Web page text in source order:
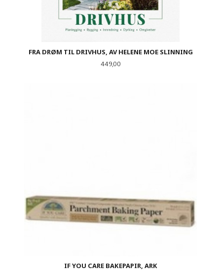
FRA DRØM TIL DRIVHUS, AV HELENE MOE SLINNING
Pris
449,00
IF YOU CARE BAKEPAPIR, ARK